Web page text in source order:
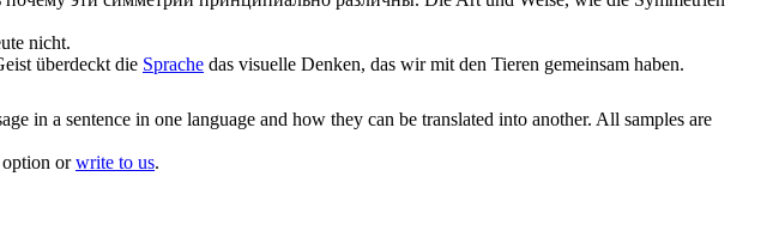
nicht.
überdeckt die Sprache das visuelle Denken, das wir mit den Tieren gemeinsam haben.
in a sentence in one language and how they can be translated into another. All samples are
orwrite to us.